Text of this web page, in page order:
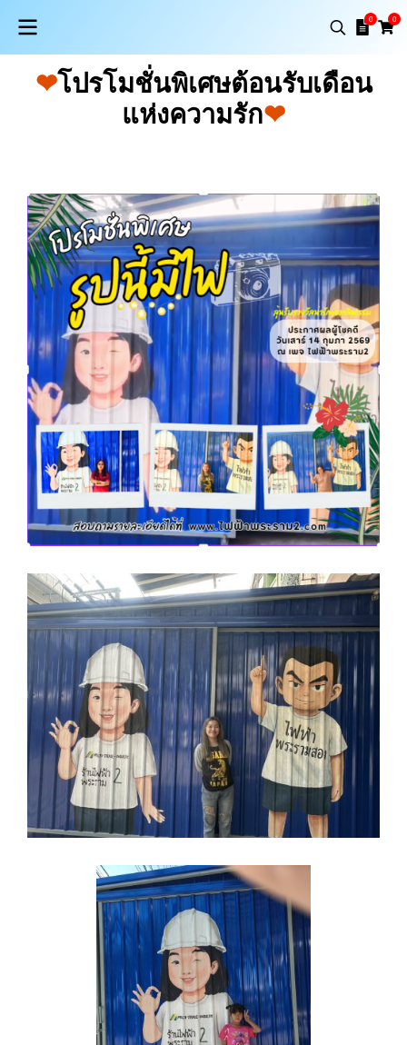
0 0
❤โปรโมชั่นพิเศษต้อนรับเดือน
แห่งความรัก❤